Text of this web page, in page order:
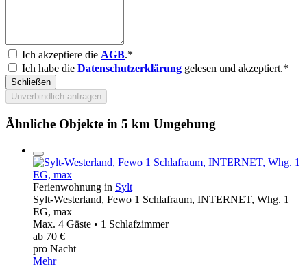
Ich akzeptiere die AGB.*
Ich habe die Datenschutzerklärung gelesen und akzeptiert.*
Schließen
Unverbindlich anfragen
Ähnliche Objekte in 5 km Umgebung
Ferienwohnung in Sylt
Sylt-Westerland, Fewo 1 Schlafraum, INTERNET, Whg. 1
EG, max
Max. 4 Gäste • 1 Schlafzimmer
ab 70 €
pro Nacht
Mehr